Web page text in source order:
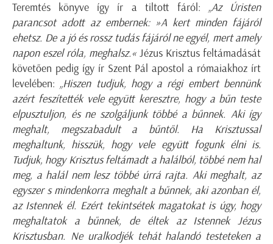
Teremtés könyve így ír a tiltott fáról: „Az Úristen
parancsot adott az embernek: »A kert minden fájáról
ehetsz. De a jó és rossz tudás fájáról ne egyél, mert amely
napon eszel róla, meghalsz.«Jézus Krisztus feltámadását
követően pedig így ír Szent Pál apostol a rómaiakhoz írt
levelében: „Hiszen tudjuk, hogy a régi embert bennünk
azért feszítették vele együtt keresztre, hogy a bűn teste
elpusztuljon, és ne szolgáljunk többé a bűnnek. Aki így
meghalt, megszabadult a bűntől. Ha Krisztussal
meghaltunk, hisszük, hogy vele együtt fogunk élni is.
Tudjuk, hogy Krisztus feltámadt a halálból, többé nem hal
meg, a halál nem lesz többé úrrá rajta. Aki meghalt, az
egyszer s mindenkorra meghalt a bűnnek, aki azonban él,
az Istennek él. Ezért tekintsétek magatokat is úgy, hogy
meghaltatok a bűnnek, de éltek az Istennek Jézus
Krisztusban. Ne uralkodjék tehát halandó testeteken a